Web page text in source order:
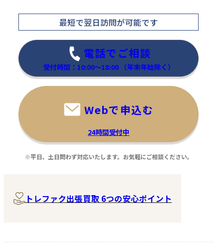
最短で翌日訪問が可能です
電話でご相談
受付時間：10:00～18:00 （年末年始除く）
Webで申込む
24時間受付中
※平日、土日問わず対応いたします。お気軽にご相談ください。
トレファク出張買取 6つの安心ポイント